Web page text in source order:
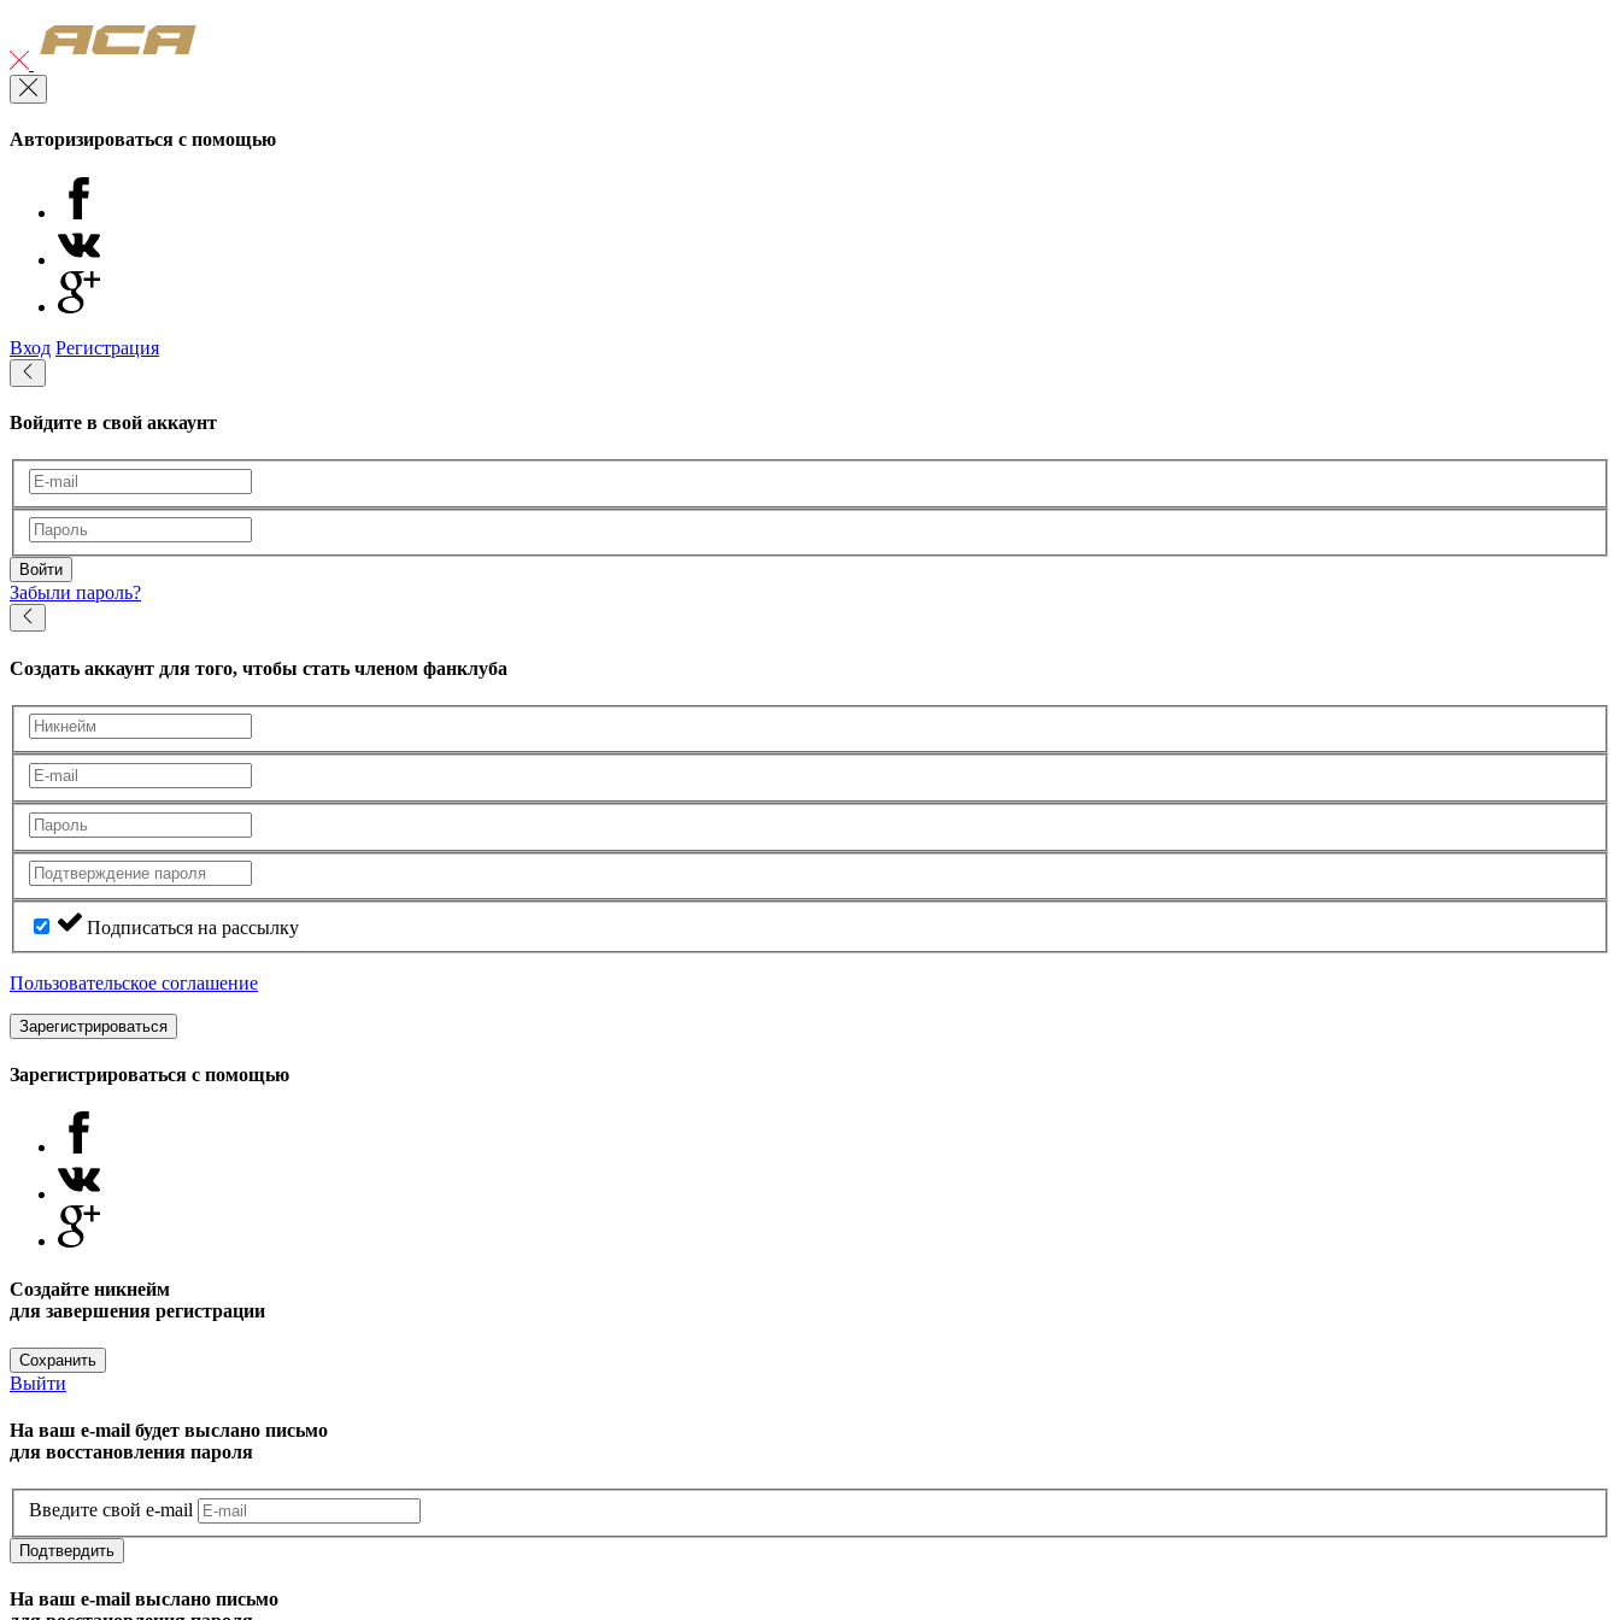
Авторизироваться с помощью
Вход Регистрация
Войдите в свой аккаунт
Войти
Забыли пароль?
Создать аккаунт для того, чтобы стать членом фанклуба
Подписаться на рассылку
Пользовательское соглашение
Зарегистрироваться
Зарегистрироваться с помощью
Создайте никнейм
для завершения регистрации
Сохранить
Выйти
На ваш e-mail будет выслано письмо
для восстановления пароля
Введите свой e-mail
Подтвердить
На ваш e-mail выслано письмо